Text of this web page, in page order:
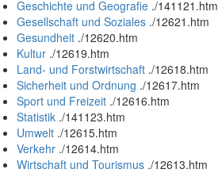
Geschichte und Geografie ./141121.htm
Gesellschaft und Soziales ./12621.htm
Gesundheit ./12620.htm
Kultur ./12619.htm
Land- und Forstwirtschaft ./12618.htm
Sicherheit und Ordnung ./12617.htm
Sport und Freizeit ./12616.htm
Statistik ./141123.htm
Umwelt ./12615.htm
Verkehr ./12614.htm
Wirtschaft und Tourismus ./12613.htm